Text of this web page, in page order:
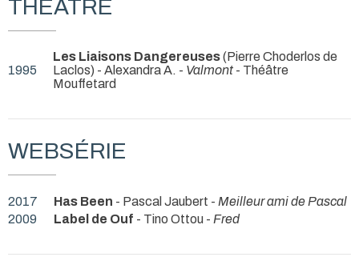
THÉÂTRE
1995
Les Liaisons Dangereuses(Pierre Choderlos de
Laclos) - Alexandra A. - Valmont - Théâtre
Mouffetard
WEBSÉRIE
2017 Has Been - Pascal Jaubert - Meilleur ami de Pascal
2009
Label de Ouf - Tino Ottou - Fred